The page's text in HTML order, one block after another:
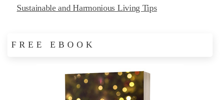
Sustainable and Harmonious Living Tips
FREE EBOOK